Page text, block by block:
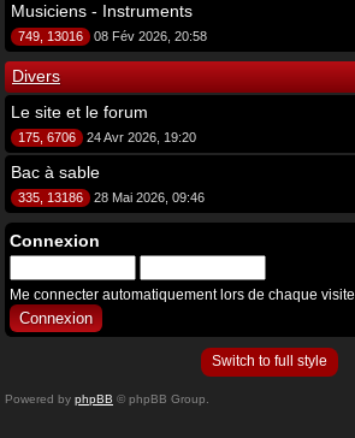
Musiciens - Instruments
749, 13016 08 Fév 2026, 20:58
Divers
Le site et le forum
175, 6706 24 Avr 2026, 19:20
Bac à sable
335, 13186 28 Mai 2026, 09:46
Connexion
Me connecter automatiquement lors de chaque visite
Switch to full style
Powered by phpBB © phpBB Group.